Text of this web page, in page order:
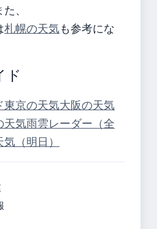
、
札幌の天気も参考にな
ド
東京の天気大阪の天気
天気雨雲レーダー（全
気（明日）